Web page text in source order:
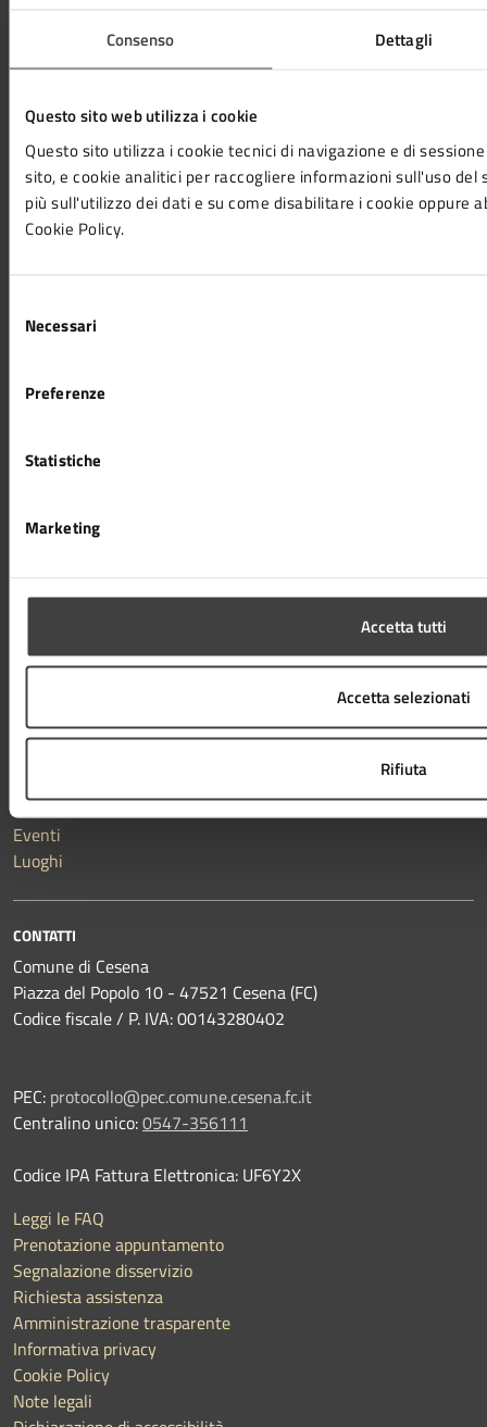
Consenso Dettagli
Questo sito web utilizza i cookie
Questo sito utilizza i cookie tecnici di navigazione e di
sito, e cookie analitici per raccogliere informazioni sull'uso
più sull'utilizzo dei dati e su come disabilitare i cookie oppure
Cookie Policy.
delNecessari
Preferenze
Statistiche
Marketing
Accetta tutti
Accetta selezionati
Rifiuta
Enti e fondazioni
Politici
Personale amministrativo
CATEGORIE DI SERVIZIO
Autorizzazioni
Cultura e tempo libero
Imprese e commercio
Salute, benessere e assistenza
Tributi, finanze e contravvenzioni
Notizie
Avvisi
VIVERE IL COMUNE
Eventi
Luoghi
CONTATTI
Comune di Cesena
Piazza del Popolo 10 - 47521 Cesena (FC)
Codice fiscale / P. IVA: 00143280402
PEC: protocollo@pec.comune.cesena.fc.it
Centralino unico:0547-356111
Codice IPA Fattura Elettronica: UF6Y2X
Leggi le FAQ
Prenotazione appuntamento
Segnalazione disservizio
Richiesta assistenza
Amministrazione trasparente
Informativa privacy
Cookie Policy
Note legali